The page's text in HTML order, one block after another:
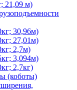
21,09 м)
30,96м)
27,01м)
2,7м)
3,094м)
2,7кг)
(коботы)